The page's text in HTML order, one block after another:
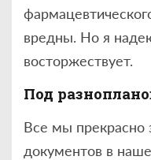
вредны. Но я
восторжествует.
Под
Все мы прекрасно
документов в